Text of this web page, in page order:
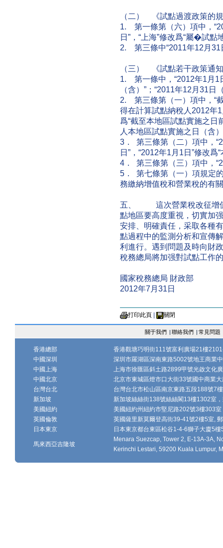
（二） 《試點過渡政策的
1. 第一條第（六）項中，
日”，“上海”修改爲“屬�試
2. 第三條中“2011年12月31
（三） 《試點若干政策通
1. 第一條中，“2012年1月1
（含）”；“2011年12月31日
2. 第三條第（一）項中，“
得在計算試點納稅人2012年
爲“截至本地區試點實施之
人本地區試點實施之日（含
3． 第三條第（二）項中，
日”，“2012年1月1日”修改
4． 第三條第（三）項中，
5． 第七條第（一）項規定
務繳納增值稅和營業稅的有
五、 這次營業稅改征增值
點地區要高度重視，切實加
安排、明確責任，采取各種
點過程中的監測分析和宣傳
利進行。遇到問題及時向財
稅務總局將加强對試點工作
國家稅務總局 財政部
2012年7月31日
打印此頁 關閉
關于我們 | 聯絡我們 | 常見問題
香港總部
香港觀塘巧明街111號富利廣場21樓
中國深圳
深圳市羅湖區深南東路5002號地王商業
中國上海
上海市徐匯區斜土路2899甲號光啟文化
中國北京
北京市東城區燈市口大街33號國中商業
台灣台北
台灣台北市松山區南京東路五段188號7
新加坡
新加坡絲絲街138號絲絲閣13樓1302室
美國紐約
美國紐約州紐約市堅尼路202號3樓303
英國倫敦
英國薩里新莫爾登高街39-41號2樓5室,
日本東京
日本東京都台東區松谷1-4-6獅子大廈5
馬來西亞吉隆坡
Menara Suezcap, Tower 2, E-13A-3A,
Kerinchi Lestari, 59200 Kuala Lumpur,